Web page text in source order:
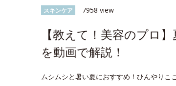
スキンケア 7958 view
【教えて！美容のプロ
を動画で解説！
ムシムシと暑い夏におすすめ！ひんやりこ